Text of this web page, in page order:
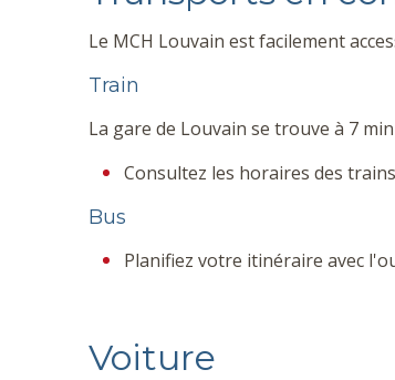
Le MCH Louvain est facilement
Train
La gare de Louvain se trouve à 7
Consultez les horaires des
Bus
Planifiez votre itinéraire avec
Voiture